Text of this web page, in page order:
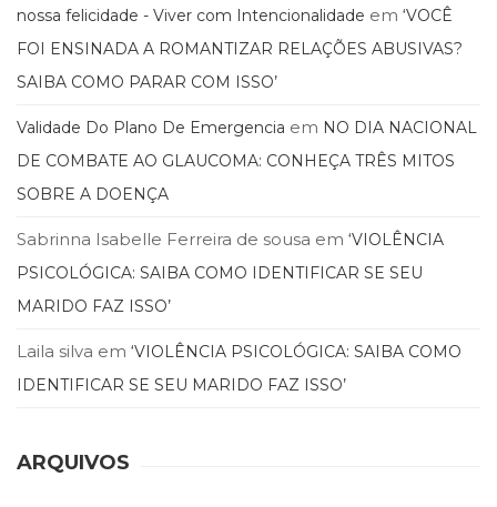
(48)
(Programação
Neurolingüística)
Psicodrama
(200)
Psicoterapia
(799)
Propaganda
e
(33)
Puericultura
(8)
Relações
nossa felicidade - Viver com Intencionalidade em ‘VOCÊ
FOI ENSINADA A ROMANTIZAR RELAÇÕES ABUSIVAS?
SAIBA COMO PARAR COM ISSO’
Validade Do Plano De Emergencia em NO DIA NACIONAL
DE COMBATE AO GLAUCOMA: CONHEÇA TRÊS MITOS
SOBRE A DOENÇA
Sabrinna Isabelle Ferreira de sousa em ‘VIOLÊNCIA
PSICOLÓGICA: SAIBA COMO IDENTIFICAR SE SEU
MARIDO FAZ ISSO’
Laila silva em ‘VIOLÊNCIA PSICOLÓGICA: SAIBA COMO
IDENTIFICAR SE SEU MARIDO FAZ ISSO’
ARQUIVOS